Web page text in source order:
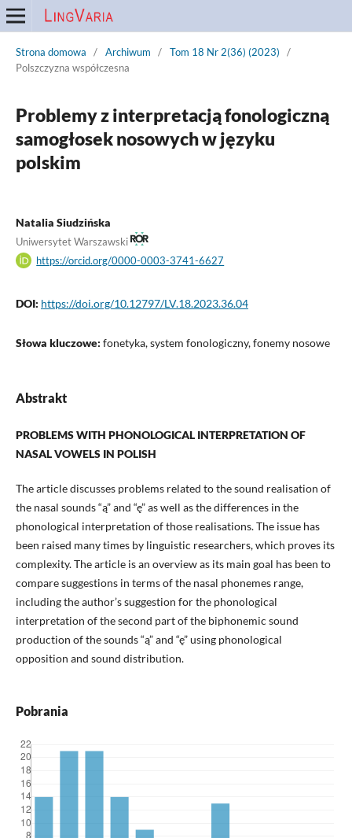
Strona domowa / Archiwum / Tom 18 Nr 2(36) (2023)
/
Polszczyzna współczesna
Problemy z interpretacją fonologiczną
samogłosek nosowych w języku
polskim
Natalia Siudzińska
Uniwersytet Warszawski
https://orcid.org/0000-0003-3741-6627
DOI: https://doi.org/10.12797/LV.18.2023.36.04
Słowa kluczowe: fonetyka, system fonologiczny, fonemy nosowe
Abstrakt
PROBLEMS WITH PHONOLOGICAL INTERPRETATION OF
NASAL VOWELS IN POLISH
The article discusses problems related to the sound realisation of
the nasal sounds “ą” and “ę” as well as the differences in the
phonological interpretation of those realisations. The issue has
been raised many times by linguistic researchers, which proves its
complexity. The article is an overview as its main goal has been to
compare suggestions in terms of the nasal phonemes range,
including the author’s suggestion for the phonological
interpretation of the second part of the biphonemic sound
production of the sounds “ą” and “ę” using phonological
opposition and sound distribution.
Pobrania